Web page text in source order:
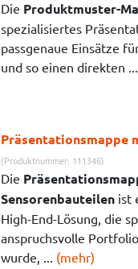
Die Produktmuster-
spezialisiertes
passgenaue Einsätze
und so einen direkten ...
Präsentationsmappe
(Produktnummer: 111346)
Die
Sensorenbauteilenist
High-End-Lösung, die
anspruchsvolle
wurde, ... (mehr)